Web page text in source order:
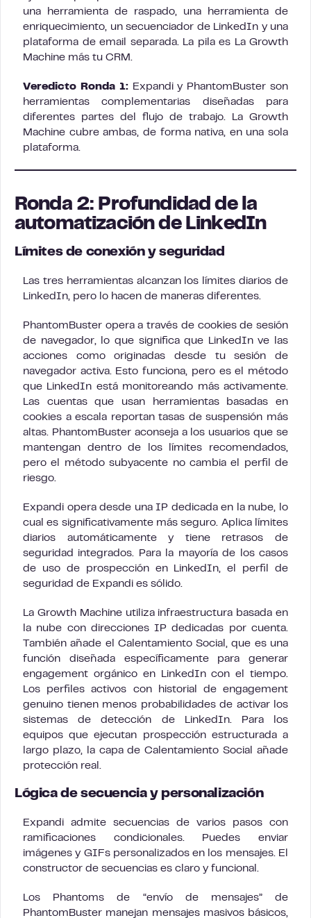
una herramienta de raspado, una herramienta de
enriquecimiento, un secuenciador de LinkedIn y una
plataforma de email separada. La pila es La Growth
Machine más tu CRM.
Veredicto Ronda 1:Expandi y PhantomBuster son
herramientas complementarias diseñadas para
diferentes partes del flujo de trabajo. La Growth
Machine cubre ambas, de forma nativa, en una sola
plataforma.
Ronda 2: Profundidad de la
automatización de LinkedIn
Límites de conexión y seguridad
Las tres herramientas alcanzan los límites diarios de
LinkedIn, pero lo hacen de maneras diferentes.
PhantomBuster opera a través de cookies de sesión
de navegador, lo que significa que LinkedIn ve las
acciones como originadas desde tu sesión de
navegador activa. Esto funciona, pero es el método
que LinkedIn está monitoreando más activamente.
Las cuentas que usan herramientas basadas en
cookies a escala reportan tasas de suspensión más
altas. PhantomBuster aconseja a los usuarios que se
mantengan dentro de los límites recomendados,
pero el método subyacente no cambia el perfil de
riesgo.
Expandi opera desde una IP dedicada en la nube, lo
cual es significativamente más seguro. Aplica límites
diarios automáticamente y tiene retrasos de
seguridad integrados. Para la mayoría de los casos
de uso de prospección en LinkedIn, el perfil de
seguridad de Expandi es sólido.
La Growth Machine utiliza infraestructura basada en
la nube con direcciones IP dedicadas por cuenta.
También añade el Calentamiento Social, que es una
función diseñada específicamente para generar
engagement orgánico en LinkedIn con el tiempo.
Los perfiles activos con historial de engagement
genuino tienen menos probabilidades de activar los
sistemas de detección de LinkedIn. Para los
equipos que ejecutan prospección estructurada a
largo plazo, la capa de Calentamiento Social añade
protección real.
Lógica de secuencia y personalización
Expandi admite secuencias de varios pasos con
ramificaciones condicionales. Puedes enviar
imágenes y GIFs personalizados en los mensajes. El
constructor de secuencias es claro y funcional.
Los Phantoms de “envío de mensajes” de
PhantomBuster manejan mensajes masivos básicos,